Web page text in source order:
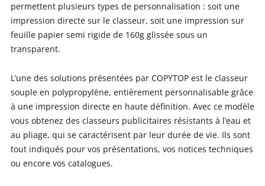
permettent plusieurs types de personnalisation : soit une
impression directe sur le classeur, soit une impression sur
feuille papier semi rigide de 160g glissée sous un
transparent.
L’une des solutions présentées par COPYTOP est le classeur
souple en polypropylène, entièrement personnalisable grâce
à une impression directe en haute définition. Avec ce modèle
vous obtenez des classeurs publicitaires résistants à l’eau et
au pliage, qui se caractérisent par leur durée de vie. Ils sont
tout indiqués pour vos présentations, vos notices techniques
ou encore vos catalogues.